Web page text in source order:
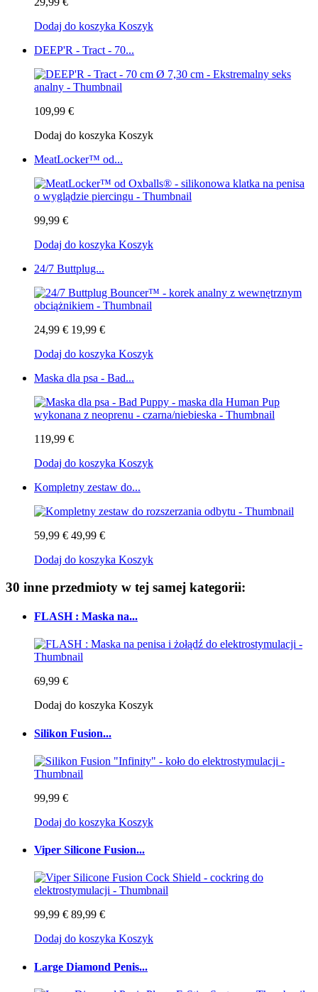
Dodaj do koszyka Koszyk
DEEP'R - Tract - 70...
109,99 €
Dodaj do koszyka Koszyk
MeatLocker™ od...
99,99 €
Dodaj do koszyka Koszyk
24/7 Buttplug...
24,99 € 19,99 €
Dodaj do koszyka Koszyk
Maska dla psa - Bad...
119,99 €
Dodaj do koszyka Koszyk
Kompletny zestaw do...
59,99 € 49,99 €
Dodaj do koszyka Koszyk
30 inne przedmioty w tej samej kategorii:
FLASH : Maska na...
69,99 €
Dodaj do koszyka Koszyk
Silikon Fusion...
99,99 €
Dodaj do koszyka Koszyk
Viper Silicone Fusion...
99,99 € 89,99 €
Dodaj do koszyka Koszyk
Large Diamond Penis...